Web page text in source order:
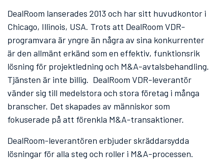
DealRoom lanserades 2013 och har sitt huvudkontor i
Chicago, Illinois, USA. Trots att DealRoom VDR-
programvara är yngre än några av sina konkurrenter
är den allmänt erkänd som en effektiv, funktionsrik
lösning för projektledning och M&A-avtalsbehandling.
Tjänsten är inte billig. DealRoom VDR-leverantör
vänder sig till medelstora och stora företag i många
branscher. Det skapades av människor som
fokuserade på att förenkla M&A-transaktioner.
DealRoom-leverantören erbjuder skräddarsydda
lösningar för alla steg och roller i M&A-processen.